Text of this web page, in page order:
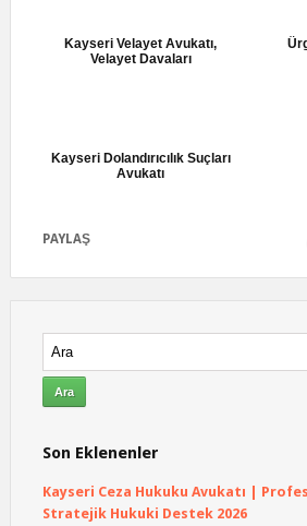
Kayseri Velayet Avukatı,
Velayet Davaları
Kayseri Dolandırıcılık Suçları
Avukatı
PAYLAŞ
Son Eklenenler
Kayseri Ceza Hukuku Avukatı |
Stratejik Hukuki Destek 2026